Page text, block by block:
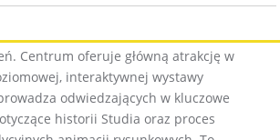
to nowoczesna kombinacja
rozrywki, mająca na celu zbliżenie
Centrum oferuje główną atrakcję w
interaktywnej wystawy
odwiedzających w kluczowe
historii Studia oraz proces